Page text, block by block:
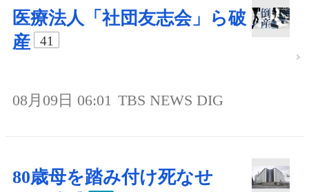
医療法人「社団友志会」ら破
産
41
08月09日 06:01 TBS NEWS DIG
80歳母を踏み付け死なせ